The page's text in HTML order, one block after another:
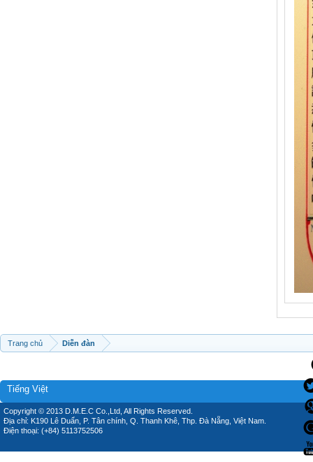
Trang chủ Diễn đàn
Tiếng Việt
Copyright © 2013 D.M.E.C Co.,Ltd, All Rights Reserved.
Địa chỉ: K190 Lê Duẩn, P. Tân chính, Q. Thanh Khê, Thp. Đà Nẵng, Việt Nam.
Điện thoại: (+84) 5113752506